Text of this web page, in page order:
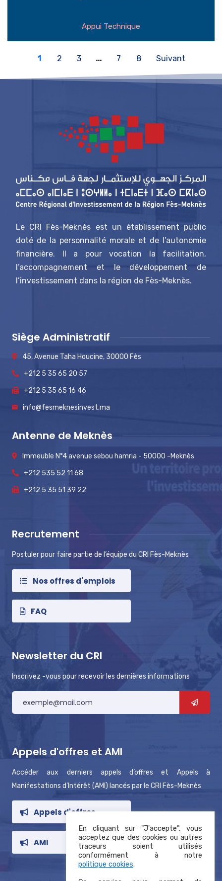
Appui Technique
1 2 3 … 7 8 Suivant
Le CRI Fès-Meknès est un établissement public
doté de la personnalité morale et de l’autonomie
financière. Il a pour vocation la facilitation,
l’accompagnement et le développement de
l’investissement dans la région de Fès-Meknès.
Siège Administratif
45, Avenue Taha Houcine, 30000 Fès
+212 5 35 65 20 57
+212 5 35 65 16 46
info@fesmeknesinvest.ma
Antenne de Meknès
Immeuble N°4 avenue sebou hamria - 50000 -Meknès
+212 535 52 11 68
+212 5 35 51 39 22
Recrutement
Postuler pour faire partie de l’équipe du CRI Fès-Meknès
Nos offres d'emplois
FAQ
Newsletter du CRI
Inscrivez -vous pour recevoir les dernières informations
Appels d'offres et AMI
Accéder aux derniers appels d’offres et Appels à
Manifestations d’Intérêt (AMI) lancés par le CRI Fès-Meknès
Appels d'offres
AMI
En cliquant sur "J'accepte", vous
acceptez que des cookies ou autres
traceurs soient utilisés
conformément à notre
politique cookies.